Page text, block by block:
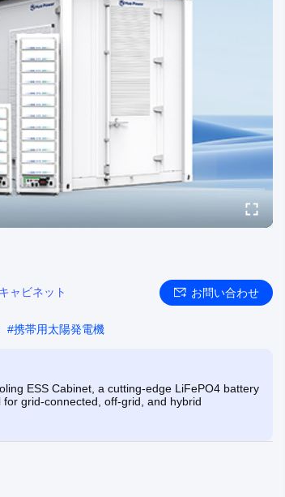
ャビネット お問い合わせ
#携帯用太陽発電機
ESS Cabinet, a cutting-edge LiFePO4 battery
grid-connected, off-grid, and hybrid